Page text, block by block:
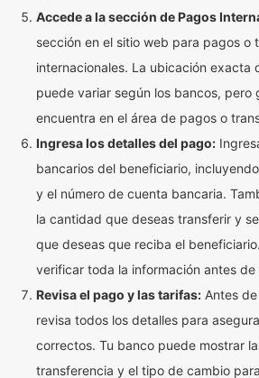
Accede a la sección de Pagos
sección en el sitio web para pagos o
internacionales. La ubicación exacta
puede variar según los bancos, pero
encuentra en el área de pagos o
Ingresa los detalles del pago:
bancarios del beneficiario,
y el número de cuenta bancaria.
la cantidad que deseas transferir y
que deseas que reciba el
verificar toda la información antes de
Revisa el pago y las tarifas: Antes
revisa todos los detalles para
correctos. Tu banco puede mostrar
transferencia y el tipo de cambio